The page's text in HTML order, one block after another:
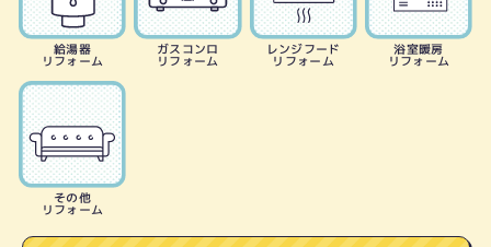
給湯器
リフォーム
ガスコンロ
リフォーム
レンジフード
リフォーム
浴室暖房
リフォーム
その他
リフォーム